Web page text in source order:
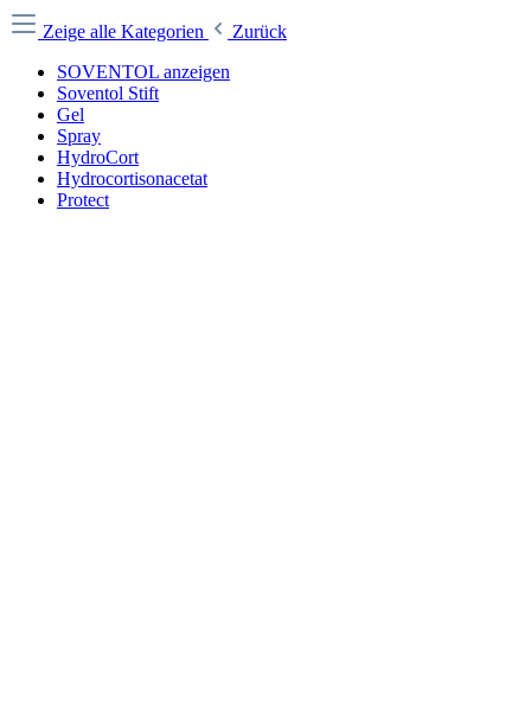
Zeige alle Kategorien
Zurück
SOVENTOL anzeigen
Soventol Stift
Gel
Spray
HydroCort
Hydrocortisonacetat
Protect